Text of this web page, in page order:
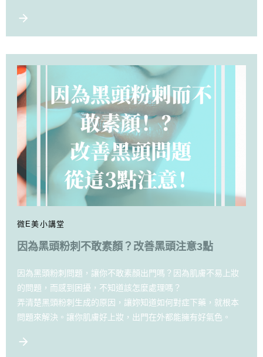
微E美小講堂
因為黑頭粉刺不敢素顏？改善黑頭注意3點
因為黑頭粉刺問題，讓你不敢素顏出門嗎？因為肌膚不易上妝
的問題，而感到困擾，不知道該怎麼處理嗎？
弄清楚黑頭粉刺生成的原因，讓妳知道如何對症下藥，就根本
問題來解決。讓你肌膚好上妝，出門在外都能擁有好氣色。